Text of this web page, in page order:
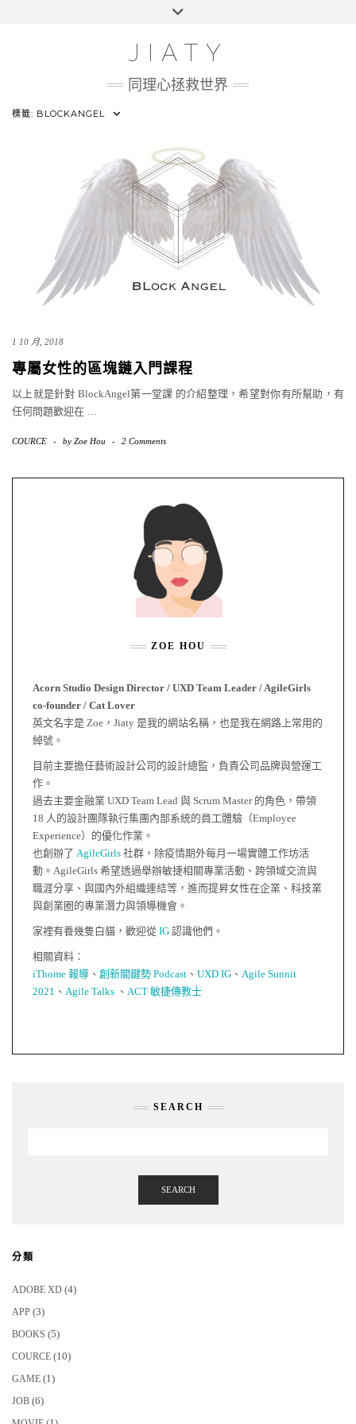
HOME
ABOUT
JIATY
同理心拯救世界
標籤: BLOCKANGEL
1 10 月, 2018
專屬女性的區塊鏈入門課程
以上就是針對 BlockAngel第一堂課 的介紹整理，希望對你有所幫助，有
任何問題歡迎在 …
COURCE - by Zoe Hou - 2 Comments
ZOE HOU
Acorn Studio Design Director / UXD Team Leader / AgileGirls
co-founder / Cat Lover
英文名字是 Zoe，Jiaty 是我的網站名稱，也是我在網路上常用的
綽號。
目前主要擔任藝術設計公司的設計總監，負責公司品牌與營運工
作。
過去主要金融業 UXD Team Lead 與 Scrum Master 的角色，帶領
18 人的設計團隊執行集團內部系統的員工體驗（Employee
Experience）的優化作業。
也創辦了 AgileGirls 社群，除疫情期外每月一場實體工作坊活
動。AgileGirls 希望透過舉辦敏捷相關專業活動、跨領域交流與
職涯分享、與國內外組織連結等，進而提昇女性在企業、科技業
與創業圈的專業潛力與領導機會。
家裡有養幾隻白貓，歡迎從 IG 認識他們。
相關資料：
iThome 報導 、 創新關鍵勢 Podcast 、 UXD IG 、 Agile Sunnit
2021 、 Agile Talks 、 ACT 敏捷傳教士
SEARCH
SEARCH
分類
ADOBE XD (4)
APP (3)
BOOKS (5)
COURCE (10)
GAME (1)
JOB (6)